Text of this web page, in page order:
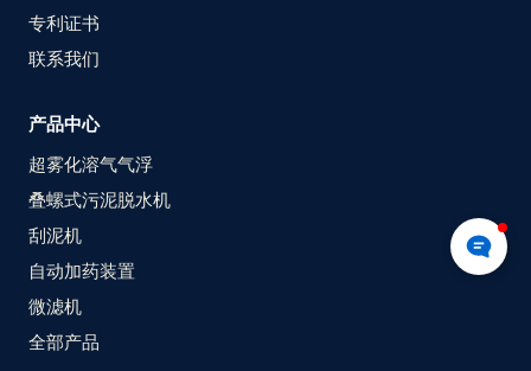
专利证书
联系我们
产品中心
超雾化溶气气浮
叠螺式污泥脱水机
刮泥机
自动加药装置
微滤机
全部产品